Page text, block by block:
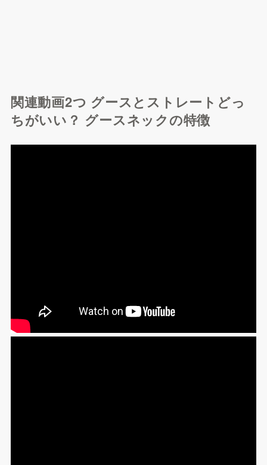
関連動画2つ グースとストレートどっ
ちがいい？ グースネックの特徴